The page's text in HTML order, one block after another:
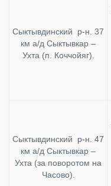
Сыктывдинский р-н. 37
км а/д Сыктывкар –
Ухта (п. Коччойяг).
Сыктывдинский р-н. 47
км а/д Сыктывкар –
Ухта (за поворотом на
Часово).